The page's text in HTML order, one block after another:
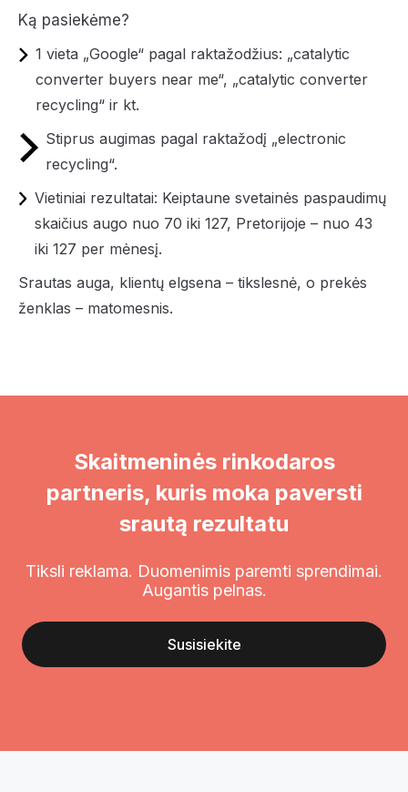
Ką pasiekėme?
1 vieta „Google“ pagal raktažodžius: „catalytic
converter buyers near me“, „catalytic converter
recycling“ ir kt.
Stiprus augimas pagal raktažodį „electronic
recycling“.
Vietiniai rezultatai: Keiptaune svetainės paspaudimų
skaičius augo nuo 70 iki 127, Pretorijoje – nuo 43
iki 127 per mėnesį.
Srautas auga, klientų elgsena – tikslesnė, o prekės
ženklas – matomesnis.
Skaitmeninės rinkodaros
partneris, kuris moka paversti
srautą rezultatu
Tiksli reklama. Duomenimis paremti sprendimai.
Augantis pelnas.
Susisiekite